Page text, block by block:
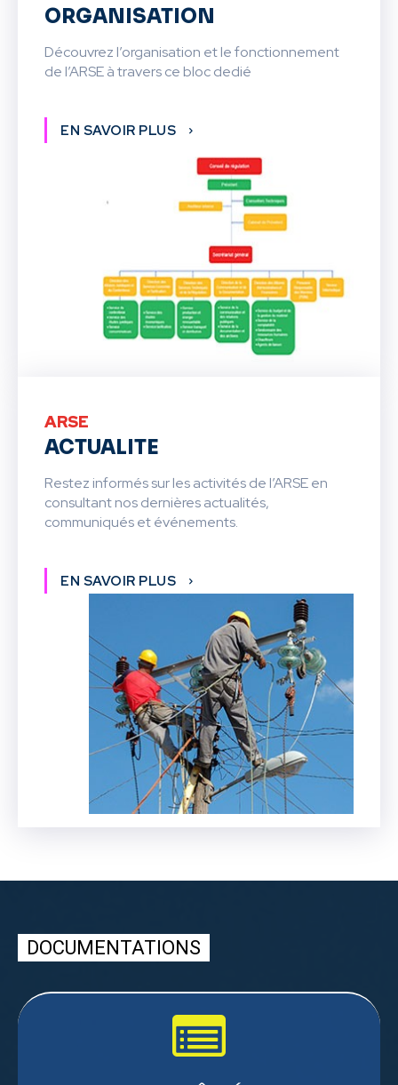
ORGANISATION
Découvrez l’organisation et le fonctionnement
de l’ARSE à travers ce bloc dedié
EN SAVOIR PLUS
ARSE
ACTUALITE
Restez informés sur les activités de l’ARSE en
consultant nos dernières actualités,
communiqués et événements.
EN SAVOIR PLUS
DOCUMENTATIONS